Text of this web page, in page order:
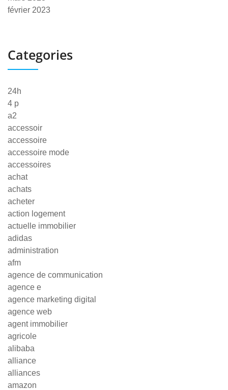
février 2023
Categories
24h
4 p
a2
accessoir
accessoire
accessoire mode
accessoires
achat
achats
acheter
action logement
actuelle immobilier
adidas
administration
afm
agence de communication
agence e
agence marketing digital
agence web
agent immobilier
agricole
alibaba
alliance
alliances
amazon